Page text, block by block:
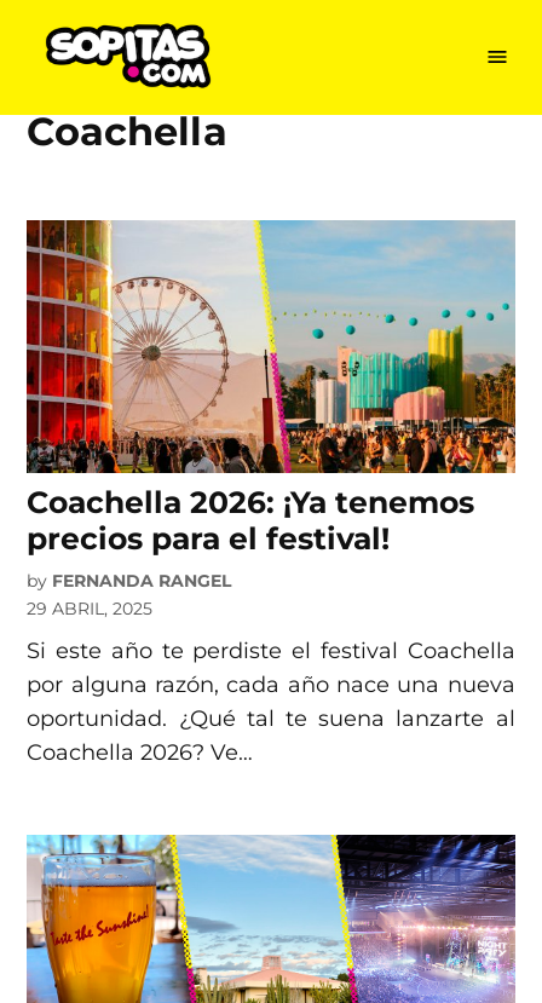
Skip
Menu
Coachella
Coachella 2026: ¡Ya tenemos
precios para el festival!
by FERNANDA RANGEL
29 ABRIL, 2025
Si este año te perdiste el festival Coachella
por alguna razón, cada año nace una nueva
oportunidad. ¿Qué tal te suena lanzarte al
Coachella 2026? Ve…